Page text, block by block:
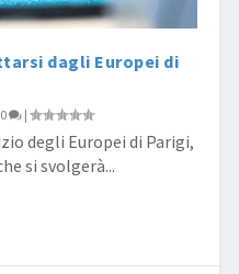
il bottino
per
bronzo stori...
dagli Europei di
0 |
degli Europei di Parigi,
si svolgerà...